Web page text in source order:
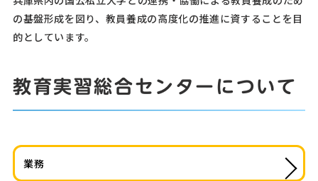
の基盤形成を図り、教員養成の高度化の推進に資することを目
的としています。
教育実習総合センターについて
業務